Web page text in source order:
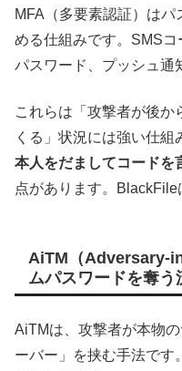
MFA（多要素認証）は
める仕組みです。SMS
パスワード、プッシュ通
これらは「攻撃者が後か
くる」状況には強い仕組
本人をだましてコードを
点があります。BlackFile
AiTM（Adversary-
ムパスワードを奪う
AiTMは、攻撃者が本物
ーバー」を挟む手法です